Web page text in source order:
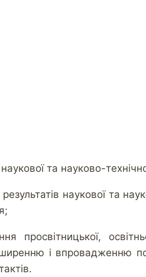
та науково-
наукової та
просвітницької,
і впровадженню